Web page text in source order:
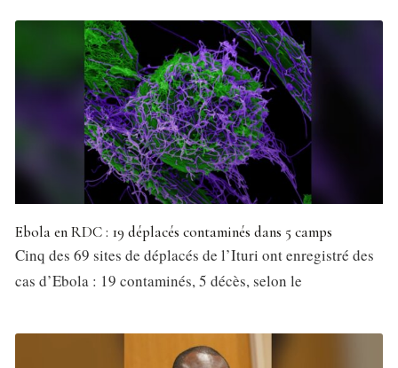
Ebola en RDC : 19 déplacés contaminés dans 5 camps
Cinq des 69 sites de déplacés de l’Ituri ont enregistré des
cas d’Ebola : 19 contaminés, 5 décès, selon le